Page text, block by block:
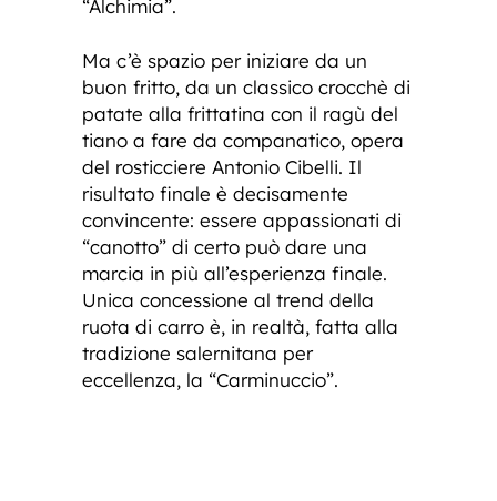
“Alchimia”.
Ma c’è spazio per iniziare da un
buon fritto, da un classico crocchè di
patate alla frittatina con il ragù del
tiano a fare da companatico, opera
del rosticciere Antonio Cibelli. Il
risultato finale è decisamente
convincente: essere appassionati di
“canotto” di certo può dare una
marcia in più all’esperienza finale.
Unica concessione al trend della
ruota di carro è, in realtà, fatta alla
tradizione salernitana per
eccellenza, la “Carminuccio”.